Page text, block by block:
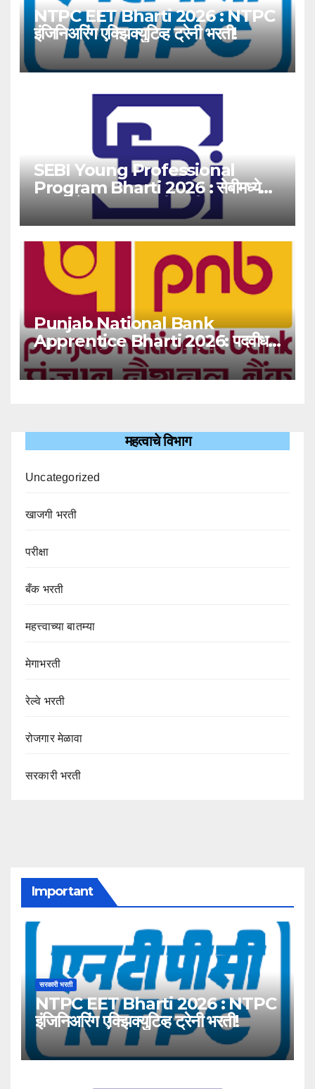
NTPC EET Bharti 2026 : NTPC
इंजिनिअरिंग एक्झिक्युटिव्ह ट्रेनी भरती!
SEBI Young Professional
Program Bharti 2026 : सेबीमध्ये
‘यंग प्रोफेशनल’ पदांसाठी भरती!
Punjab National Bank
Apprentice Bharti 2026: पदवीधर
उमेदवारांसाठी ५१३८ जागांची मोठी संधी!
महत्वाचे विभाग
Uncategorized
खाजगी भरती
परीक्षा
बँक भरती
महत्त्वाच्या बातम्या
मेगाभरती
रेल्वे भरती
रोजगार मेळावा
सरकारी भरती
Important
सरकारी भरती
NTPC EET Bharti 2026 : NTPC
इंजिनिअरिंग एक्झिक्युटिव्ह ट्रेनी भरती!